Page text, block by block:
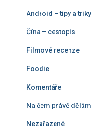
Android – tipy a triky
Čína – cestopis
Filmové recenze
Foodie
Komentáře
Na čem právě dělám
Nezařazené